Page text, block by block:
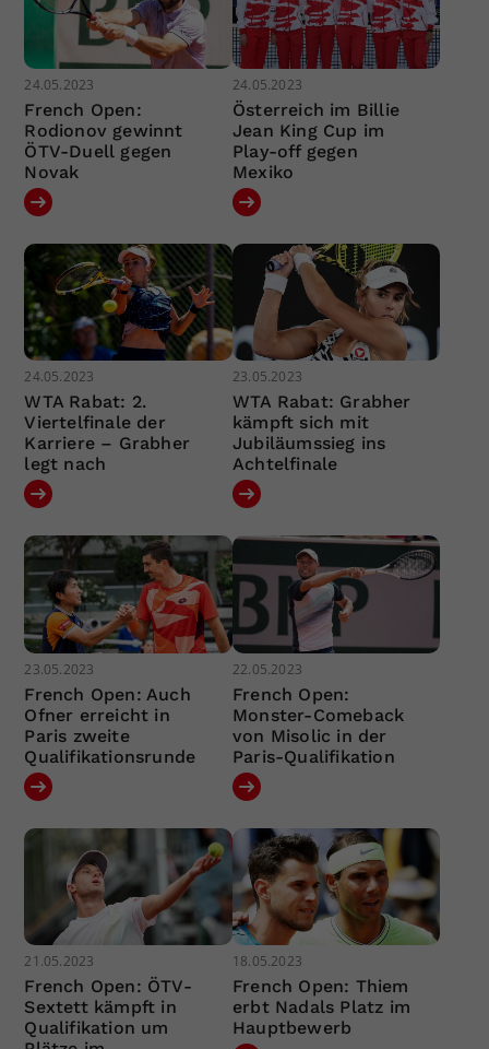
24.05.2023
French Open:
Rodionov gewinnt
ÖTV-Duell gegen
Novak
24.05.2023
Österreich im Billie
Jean King Cup im
Play-off gegen
Mexiko
24.05.2023
WTA Rabat: 2.
Viertelfinale der
Karriere – Grabher
legt nach
23.05.2023
WTA Rabat: Grabher
kämpft sich mit
Jubiläumssieg ins
Achtelfinale
23.05.2023
French Open: Auch
Ofner erreicht in
Paris zweite
Qualifikationsrunde
22.05.2023
French Open:
Monster-Comeback
von Misolic in der
Paris-Qualifikation
21.05.2023
French Open: ÖTV-
Sextett kämpft in
Qualifikation um
18.05.2023
French Open: Thiem
erbt Nadals Platz im
Hauptbewerb